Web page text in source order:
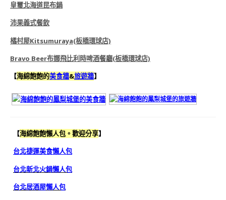
皇璽北海道昆布鍋
沛果義式餐飲
橘村屋Kitsumuraya(板橋環球店)
Bravo Beer布娜飛比利時啤酒餐廳(板橋環球店)
【海綿飽飽的美食牆&旅遊牆】
【海綿飽飽懶人包。歡迎分享】
台北捷運美食懶人包
台北新北火鍋懶人包
台北居酒屋懶人包